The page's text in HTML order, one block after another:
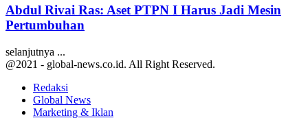
Abdul Rivai Ras: Aset PTPN I Harus Jadi Mesin
Pertumbuhan
selanjutnya ...
@2021 - global-news.co.id. All Right Reserved.
Redaksi
Global News
Marketing & Iklan